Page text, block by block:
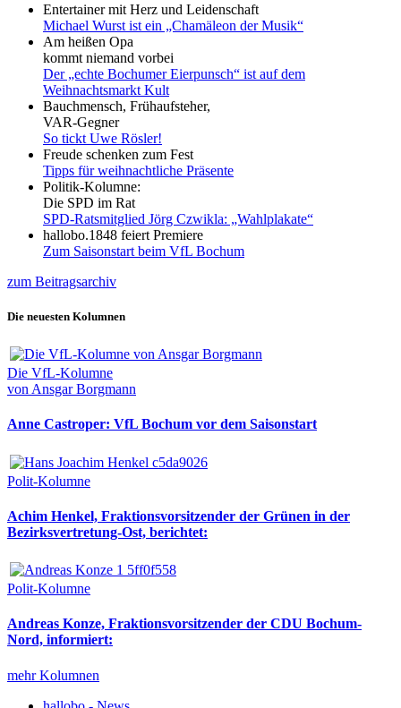
Entertainer mit Herz und Leidenschaft
Michael Wurst ist ein „Chamäleon der Musik“
Am heißen Opa
kommt niemand vorbei
Der „echte Bochumer Eierpunsch“ ist auf dem
Weihnachtsmarkt Kult
Bauchmensch, Frühaufsteher,
VAR-Gegner
So tickt Uwe Rösler!
Freude schenken zum Fest
Tipps für weihnachtliche Präsente
Politik-Kolumne:
Die SPD im Rat
SPD-Ratsmitglied Jörg Czwikla: „Wahlplakate“
hallobo.1848 feiert Premiere
Zum Saisonstart beim VfL Bochum
zum Beitragsarchiv
Die neuesten Kolumnen
Die VfL-Kolumne
von Ansgar Borgmann
Anne Castroper: VfL Bochum vor dem Saisonstart
Polit-Kolumne
Achim Henkel, Fraktionsvorsitzender der Grünen in der
Bezirksvertretung-Ost, berichtet:
Polit-Kolumne
Andreas Konze, Fraktionsvorsitzender der CDU Bochum-
Nord, informiert:
mehr Kolumnen